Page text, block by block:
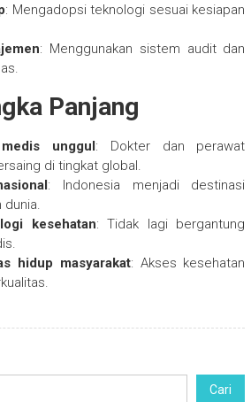
: Mengadopsi teknologi sesuai kesiapan
: Menggunakan sistem audit dan
Panjang
unggul: Dokter dan perawat
di tingkat global.
: Indonesia menjadi destinasi
dunia.
kesehatan: Tidak lagi bergantung
hidup masyarakat: Akses kesehatan
Cari